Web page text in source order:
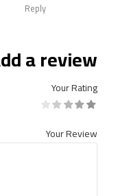
Reply
a review
Your Rating
Your Review